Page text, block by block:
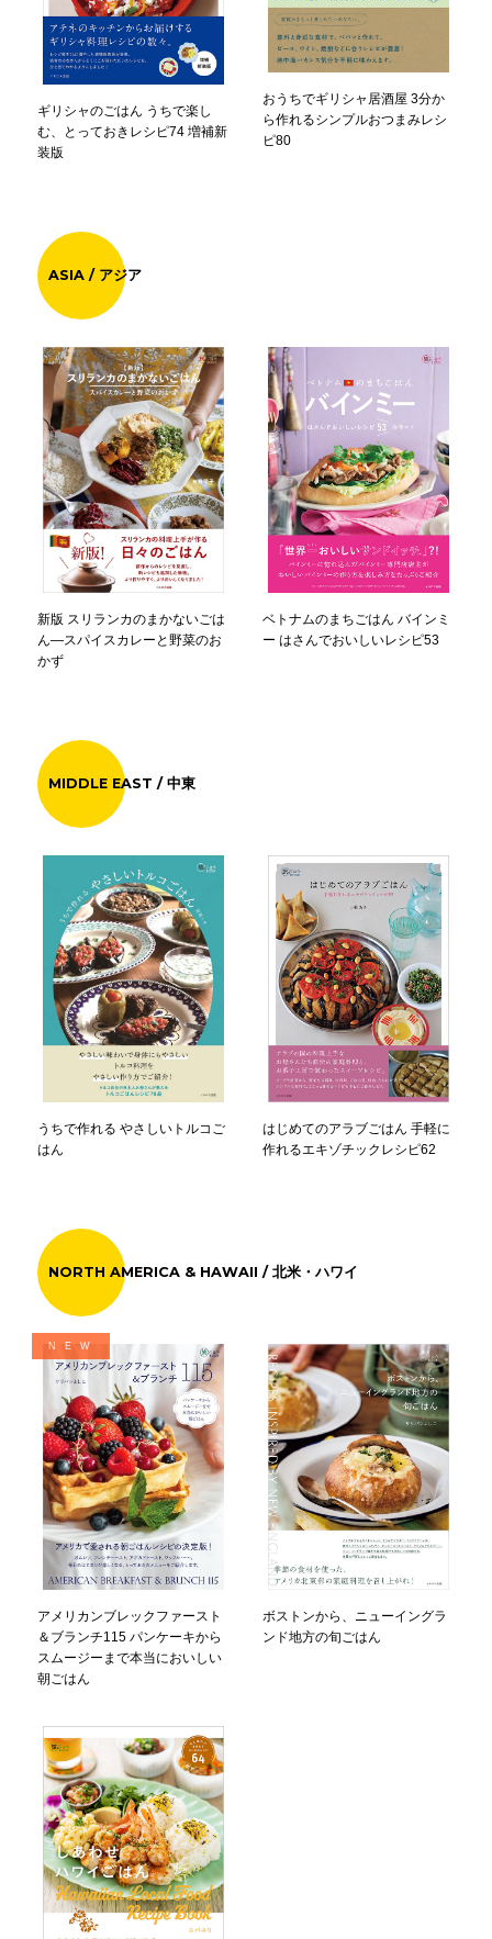
ギリシャのごはん うちで楽し
む、とっておきレシピ74 増補新
装版
おうちでギリシャ居酒屋 3分か
ら作れるシンプルおつまみレシ
ピ80
ASIA / アジア
新版 スリランカのまかないごは
ん―スパイスカレーと野菜のお
かず
ベトナムのまちごはん バインミ
ー はさんでおいしいレシピ53
MIDDLE EAST / 中東
うちで作れる やさしいトルコご
はん
はじめてのアラブごはん 手軽に
作れるエキゾチックレシピ62
NORTH AMERICA & HAWAII / 北米・ハワイ
NEW
アメリカンブレックファースト
＆ブランチ115 パンケーキから
スムージーまで本当においしい
朝ごはん
ボストンから、ニューイングラ
ンド地方の旬ごはん